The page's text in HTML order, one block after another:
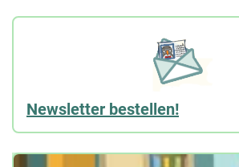
Newsletter bestellen!